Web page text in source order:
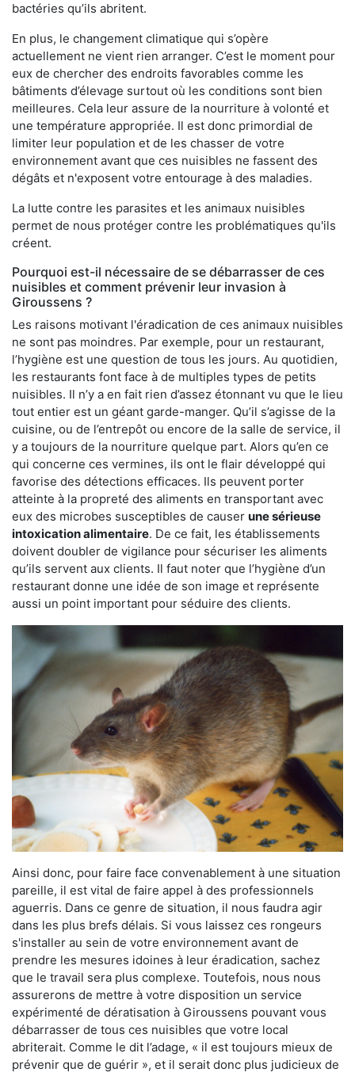
bactéries qu’ils abritent.
En plus, le changement climatique qui s’opère
actuellement ne vient rien arranger. C’est le moment pour
eux de chercher des endroits favorables comme les
bâtiments d’élevage surtout où les conditions sont bien
meilleures. Cela leur assure de la nourriture à volonté et
une température appropriée. Il est donc primordial de
limiter leur population et de les chasser de votre
environnement avant que ces nuisibles ne fassent des
dégâts et n'exposent votre entourage à des maladies.
La lutte contre les parasites et les animaux nuisibles
permet de nous protéger contre les problématiques qu'ils
créent.
Pourquoi est-il nécessaire de se débarrasser de ces
nuisibles et comment prévenir leur invasion à
Giroussens ?
Les raisons motivant l'éradication de ces animaux nuisibles
ne sont pas moindres. Par exemple, pour un restaurant,
l’hygiène est une question de tous les jours. Au quotidien,
les restaurants font face à de multiples types de petits
nuisibles. Il n’y a en fait rien d’assez étonnant vu que le lieu
tout entier est un géant garde-manger. Qu’il s’agisse de la
cuisine, ou de l’entrepôt ou encore de la salle de service, il
y a toujours de la nourriture quelque part. Alors qu’en ce
qui concerne ces vermines, ils ont le flair développé qui
favorise des détections efficaces. Ils peuvent porter
atteinte à la propreté des aliments en transportant avec
eux des microbes susceptibles de causer une sérieuse
intoxication alimentaire. De ce fait, les établissements
doivent doubler de vigilance pour sécuriser les aliments
qu’ils servent aux clients. Il faut noter que l’hygiène d’un
restaurant donne une idée de son image et représente
aussi un point important pour séduire des clients.
Ainsi donc, pour faire face convenablement à une situation
pareille, il est vital de faire appel à des professionnels
aguerris. Dans ce genre de situation, il nous faudra agir
dans les plus brefs délais. Si vous laissez ces rongeurs
s'installer au sein de votre environnement avant de
prendre les mesures idoines à leur éradication, sachez
que le travail sera plus complexe. Toutefois, nous nous
assurerons de mettre à votre disposition un service
expérimenté de dératisation à Giroussens pouvant vous
débarrasser de tous ces nuisibles que votre local
abriterait. Comme le dit l’adage, « il est toujours mieux de
prévenir que de guérir », et il serait donc plus judicieux de